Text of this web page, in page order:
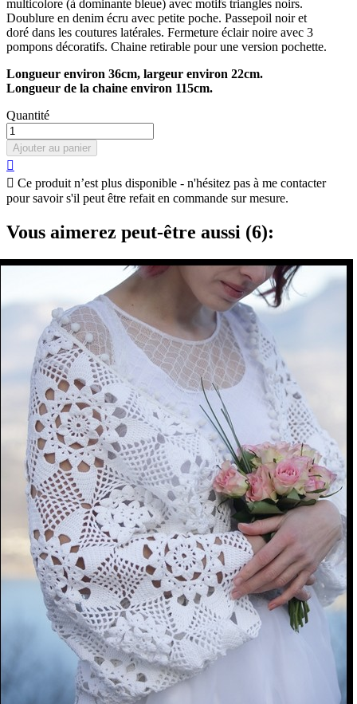
multicolore (à dominante bleue) avec motifs triangles noirs.
Doublure en denim écru avec petite poche. Passepoil noir et
doré dans les coutures latérales. Fermeture éclair noire avec 3
pompons décoratifs. Chaine retirable pour une version pochette.
Longueur environ 36cm, largeur environ 22cm.
Longueur de la chaine environ 115cm.
Quantité
Ajouter au panier

 Ce produit n’est plus disponible - n'hésitez pas à me contacter
pour savoir s'il peut être refait en commande sur mesure.
Vous aimerez peut-être aussi (6):